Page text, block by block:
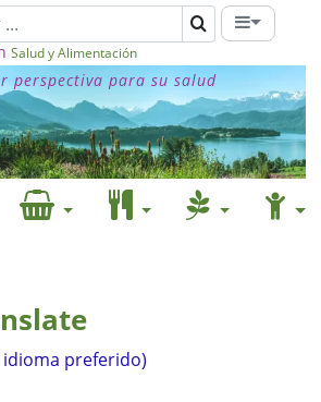
Salud y Alimentación
perspectiva para su salud
idioma preferido)